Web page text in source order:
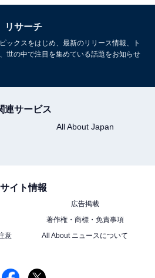
リサーチ
ックスをはじめ、最新のリリース情報、ト
世の中で注目を集めている話題をお知らせ
連サービス
All About Japan
サイト情報
広告掲載
著作権・商標・免責事項
意
All About ニュースについて